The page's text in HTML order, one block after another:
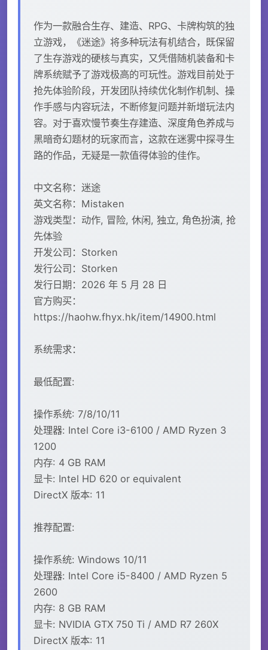
作为一款融合生存、建造、RPG、卡牌构筑的独
立游戏，《迷途》将多种玩法有机结合，既保留
了生存游戏的硬核与真实，又凭借随机装备和卡
牌系统赋予了游戏极高的可玩性。游戏目前处于
抢先体验阶段，开发团队持续优化制作机制、操
作手感与内容玩法，不断修复问题并新增玩法内
容。对于喜欢慢节奏生存建造、深度角色养成与
黑暗奇幻题材的玩家而言，这款在迷雾中探寻生
路的作品，无疑是一款值得体验的佳作。
中文名称：迷途
英文名称：Mistaken
游戏类型：动作, 冒险, 休闲, 独立, 角色扮演, 抢
先体验
开发公司：Storken
发行公司：Storken
发行日期：2026 年 5 月 28 日
官方购买：
https://haohw.fhyx.hk/item/14900.html
系统需求：
最低配置:
操作系统: 7/8/10/11
处理器: Intel Core i3-6100 / AMD Ryzen 3
1200
内存: 4 GB RAM
显卡: Intel HD 620 or equivalent
DirectX 版本: 11
推荐配置:
操作系统: Windows 10/11
处理器: Intel Core i5-8400 / AMD Ryzen 5
2600
内存: 8 GB RAM
显卡: NVIDIA GTX 750 Ti / AMD R7 260X
DirectX 版本: 11